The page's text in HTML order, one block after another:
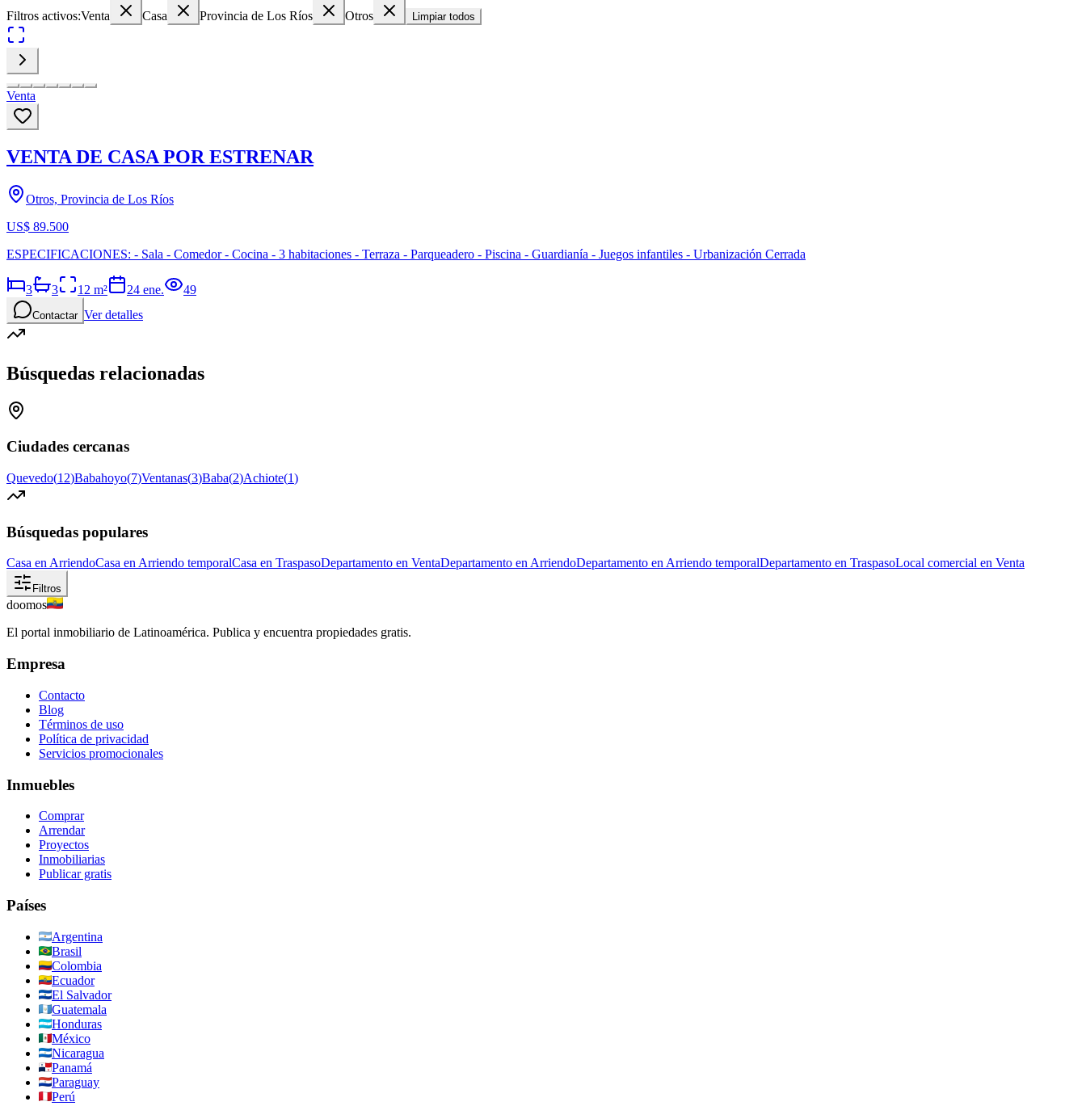
Filtros activos:Venta Casa Provincia de Los Ríos Otros Limpiar todos
Venta
VENTA DE CASA POR ESTRENAR
Otros, Provincia de Los Ríos
US$ 89.500
ESPECIFICACIONES: - Sala - Comedor - Cocina - 3 habitaciones - Terraza - Parqueadero - Piscina - Guardianía - Juegos infantiles - Urbanización Cerrada
3 3 12 m² 24 ene. 49
Contactar Ver detalles
Búsquedas relacionadas
Ciudades cercanas
Quevedo(12)Babahoyo(7)Ventanas(3)Baba(2)Achiote(1)
Búsquedas populares
Casa en ArriendoCasa en Arriendo temporalCasa en TraspasoDepartamento en VentaDepartamento en ArriendoDepartamento en Arriendo temporalDepartamento en TraspasoLocal comercial en Venta
Filtros
doomos
El portal inmobiliario de Latinoamérica. Publica y encuentra propiedades gratis.
Empresa
Contacto
Blog
Términos de uso
Política de privacidad
Servicios promocionales
Inmuebles
Comprar
Arrendar
Proyectos
Inmobiliarias
Publicar gratis
Países
Argentina
Brasil
Colombia
Ecuador
El Salvador
Guatemala
Honduras
México
Nicaragua
Panamá
Paraguay
Perú